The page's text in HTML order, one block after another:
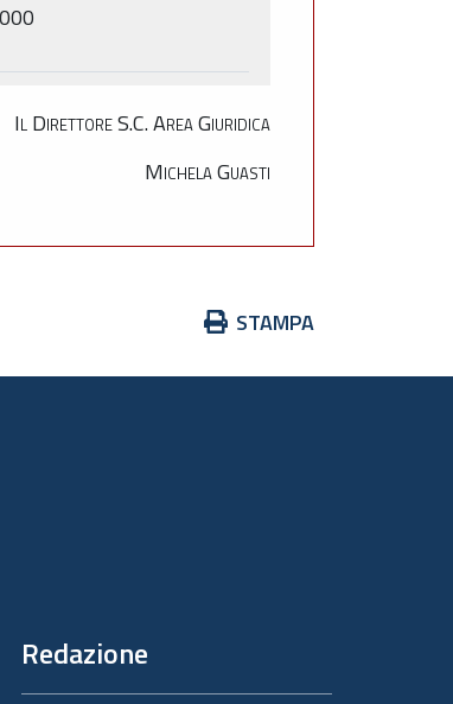
Il Direttore S.C. Area Giuridica
Michela Guasti
Azioni
documento
STAMPA
Redazione